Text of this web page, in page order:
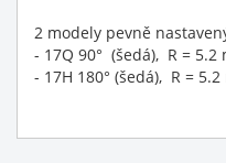
2 modely pevně
- 17Q 90° (šedá), R =
- 17H 180° (šedá), R =